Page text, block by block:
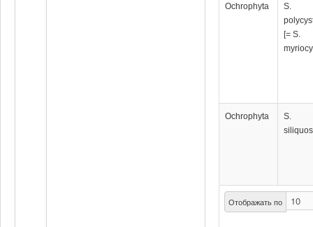
Отображать по
Ochrophyta
S.
[= S.
Ochrophyta
S.